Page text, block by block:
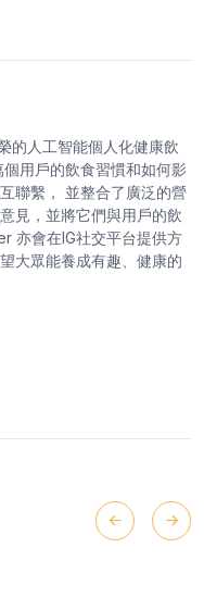
的人工智能個人化健康飲
用戶的飲食習慣和如何影
聯繫， 並整合了廣泛的營
見，並將它們與用戶的飲
亦會在IG社交平台提供方
大眾能養成有趣、健康的